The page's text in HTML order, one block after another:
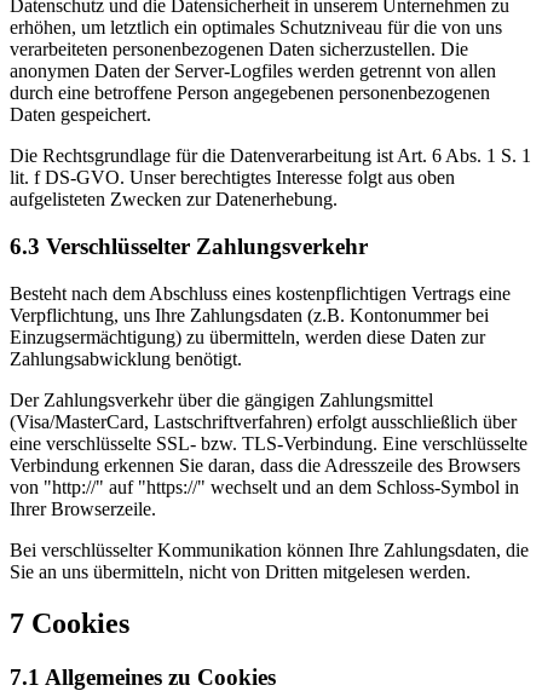
Datenschutz und die Datensicherheit in unserem Unternehmen zu
erhöhen, um letztlich ein optimales Schutzniveau für die von uns
verarbeiteten personenbezogenen Daten sicherzustellen. Die
anonymen Daten der Server-Logfiles werden getrennt von allen
durch eine betroffene Person angegebenen personenbezogenen
Daten gespeichert.
Die Rechtsgrundlage für die Datenverarbeitung ist Art. 6 Abs. 1 S. 1
lit. f DS-GVO. Unser berechtigtes Interesse folgt aus oben
aufgelisteten Zwecken zur Datenerhebung.
6.3 Verschlüsselter Zahlungsverkehr
Besteht nach dem Abschluss eines kostenpflichtigen Vertrags eine
Verpflichtung, uns Ihre Zahlungsdaten (z.B. Kontonummer bei
Einzugsermächtigung) zu übermitteln, werden diese Daten zur
Zahlungsabwicklung benötigt.
Der Zahlungsverkehr über die gängigen Zahlungsmittel
(Visa/MasterCard, Lastschriftverfahren) erfolgt ausschließlich über
eine verschlüsselte SSL- bzw. TLS-Verbindung. Eine verschlüsselte
Verbindung erkennen Sie daran, dass die Adresszeile des Browsers
von "http://" auf "https://" wechselt und an dem Schloss-Symbol in
Ihrer Browserzeile.
Bei verschlüsselter Kommunikation können Ihre Zahlungsdaten, die
Sie an uns übermitteln, nicht von Dritten mitgelesen werden.
7 Cookies
7.1 Allgemeines zu Cookies